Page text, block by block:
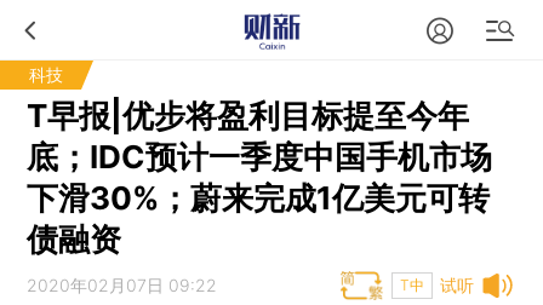
科技
T早报|优步将盈利目标提至今年
底；IDC预计一季度中国手机市场
下滑30%；蔚来完成1亿美元可转
债融资
试听
2020年02月07日 09:22 T中